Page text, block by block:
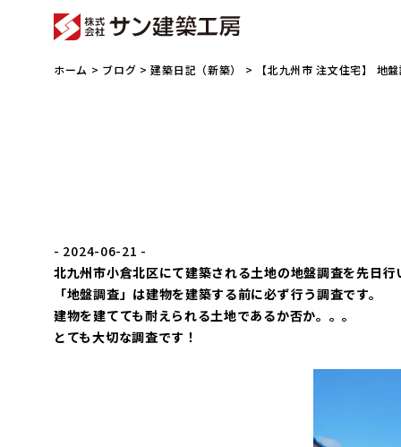
ホーム > ブログ >建築日記（新築） > 【北九州市 注文住宅】 地
- 2024-06-21 -
北九州市小倉北区にて建築される土地の地盤調査を先日行
「地盤調査」は建物を建築する前に必ず行う調査です。
建物を建てても耐えられる土地であるか否か。。。
とても大切な調査です！